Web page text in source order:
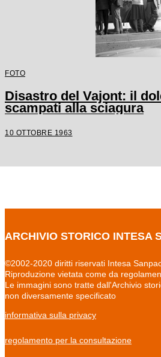
FOTO
Disastro del Vajont: il
scampati alla sciagura
10 OTTOBRE 1963
ARCHIVIO STORICO INTESA
©2002-2020 diritti riservati Intesa
Riproduzione vietata come da
Le immagini sono tratte dall'Archivio
non diversamente specificato
informativa sulla privacy
regolamento per la consultazione